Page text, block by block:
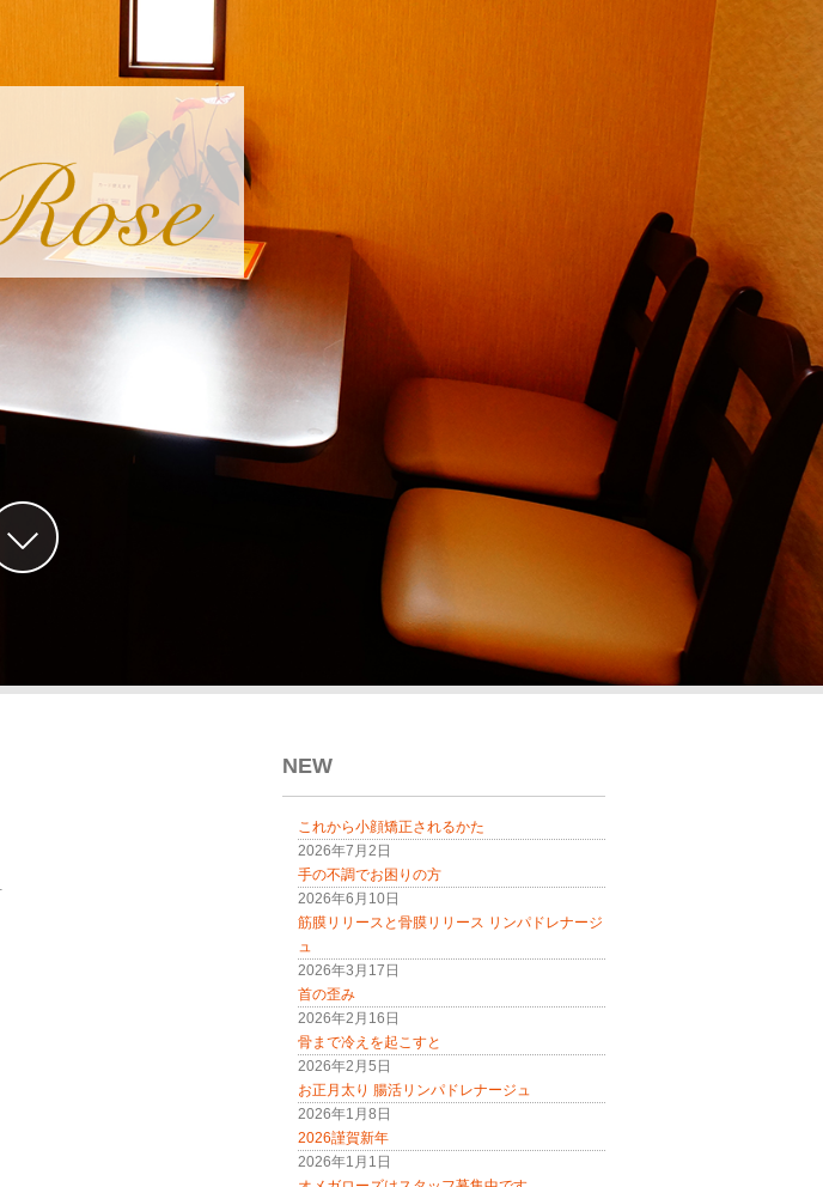
NEW
これから小顔矯正されるかた
2026年7月2日
手の不調でお困りの方
2026年6月10日
筋膜リリースと骨膜リリース リンパドレナージ
ュ
2026年3月17日
首の歪み
2026年2月16日
骨まで冷えを起こすと
2026年2月5日
お正月太り 腸活リンパドレナージュ
2026年1月8日
2026謹賀新年
2026年1月1日